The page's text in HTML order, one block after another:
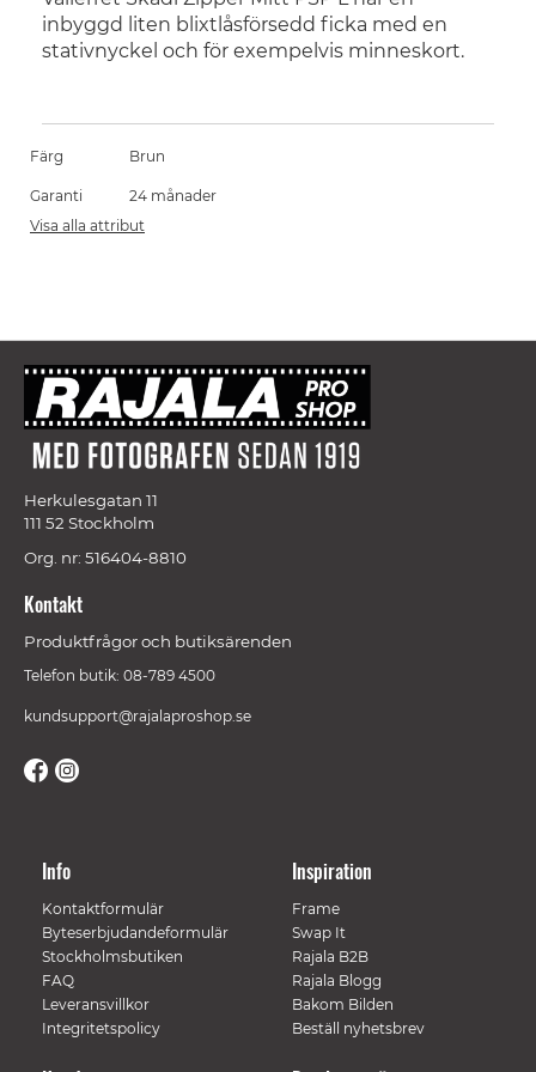
inbyggd liten blixtlåsförsedd ficka med en
stativnyckel och för exempelvis minneskort.
Färg Brun
Garanti
24 månader
Visa alla attribut
Herkulesgatan 11
111 52 Stockholm
Org. nr: 516404-8810
Kontakt
Produktfrågor och butiksärenden
Telefon butik: 08-789 4500
kundsupport@rajalaproshop.se
Info
Kontaktformulär
Byteserbjudandeformulär
Stockholmsbutiken
FAQ
Leveransvillkor
Integritetspolicy
Inspiration
Frame
Swap It
Rajala B2B
Rajala Blogg
Bakom Bilden
Beställ nyhetsbrev